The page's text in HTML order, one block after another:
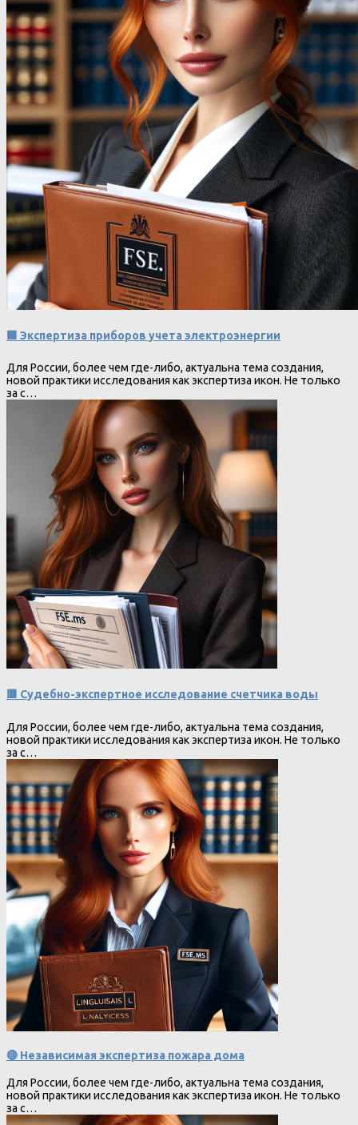
🟩 Экспертиза приборов учета электроэнергии
Для России, более чем где-либо, актуальна тема создания,
новой практики исследования как экспертиза икон. Не только
за с…
🟥 Судебно-экспертное исследование счетчика воды
Для России, более чем где-либо, актуальна тема создания,
новой практики исследования как экспертиза икон. Не только
за с…
🔴 Независимая экспертиза пожара дома
Для России, более чем где-либо, актуальна тема создания,
новой практики исследования как экспертиза икон. Не только
за с…